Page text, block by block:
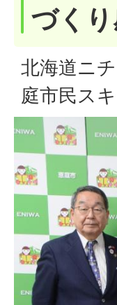
づく
北海道ニ
庭市民ス